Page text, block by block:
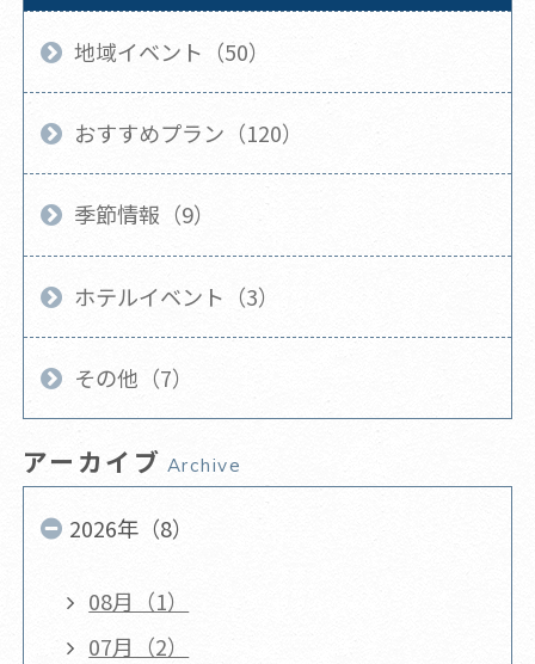
地域イベント（50）
おすすめプラン（120）
季節情報（9）
ホテルイベント（3）
その他（7）
アーカイブ Archive
2026年（8）
08月（1）
07月（2）